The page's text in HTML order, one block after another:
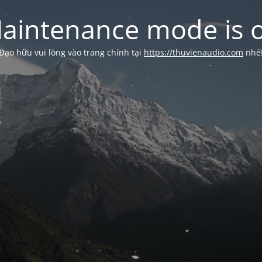
mode is
hữu vui lòng vào trang chính tại https://thuvienaudio.com